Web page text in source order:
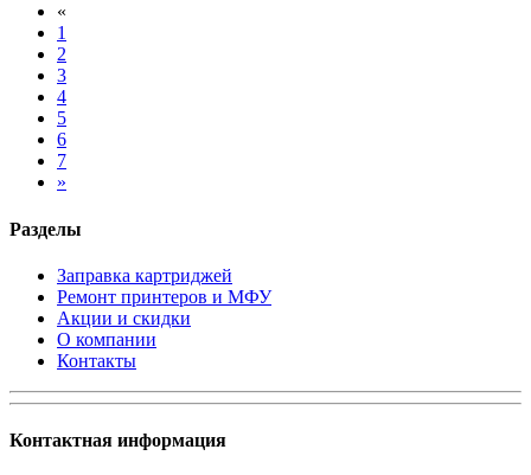
«
1
2
3
4
5
6
7
»
Разделы
Заправка картриджей
Ремонт принтеров и МФУ
Акции и скидки
О компании
Контакты
Контактная информация